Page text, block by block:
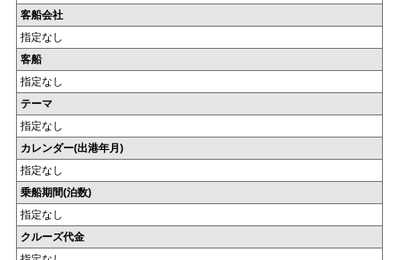
客船会社
指定なし
客船
指定なし
テーマ
指定なし
カレンダー(出港年月)
指定なし
乗船期間(泊数)
指定なし
クルーズ代金